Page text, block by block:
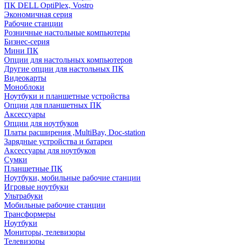
ПК DELL OptiPlex, Vostro
Экономичная серия
Рабочие станции
Розничные настольные компьютеры
Бизнес-серия
Мини ПК
Опции для настольных компьютеров
Другие опции для настольных ПК
Видеокарты
Моноблоки
Ноутбуки и планшетные устройства
Опции для планшетных ПК
Аксессуары
Опции для ноутбуков
Платы расширения ,MultiBay, Doc-station
Зарядные устройства и батареи
Аксессуары для ноутбуков
Сумки
Планшетные ПК
Ноутбуки, мобильные рабочие станции
Игровые ноутбуки
Ультрабуки
Мобильные рабочие станции
Трансформеры
Ноутбуки
Мониторы, телевизоры
Телевизоры